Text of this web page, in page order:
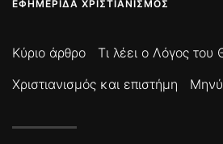
ΕΦΗΜΕΡΊΔΑ ΧΡΙΣΤΙΑΝΙΣΜΌΣ
Κύριο άρθρο Τι λέει ο Λόγος του
Χριστιανισμός και επιστήμη